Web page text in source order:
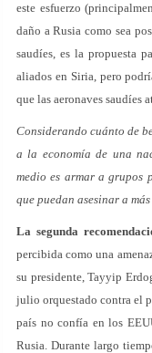
este esfuerzo
daño a Rusia como sea
saudíes, es la propuesta
aliados en Siria, pero
que las aeronaves saudíes
Considerando cuánto de
a la economía de una
medio es armar a grupos
que puedan asesinar a
La segunda
percibida como una
su presidente, Tayyip
julio orquestado contra el
país no confía en los
Rusia. Durante largo